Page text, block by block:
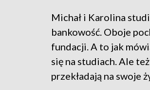
Michał i Karolina
bankowość. Oboje
fundacji. A to jak
się na studiach. Ale
przekładają na swoje